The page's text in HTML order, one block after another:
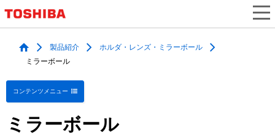
製品紹介
ホルダ・レンズ・ミラーボール
ミラーボール
コンテンツメニュー
ミラーボール